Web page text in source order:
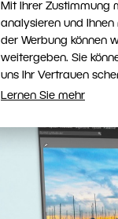
Mit Ihrer Zustimmung
analysieren und
der Werbung können
weitergeben. Sie
uns Ihr Vertrauen
Lernen Sie mehr